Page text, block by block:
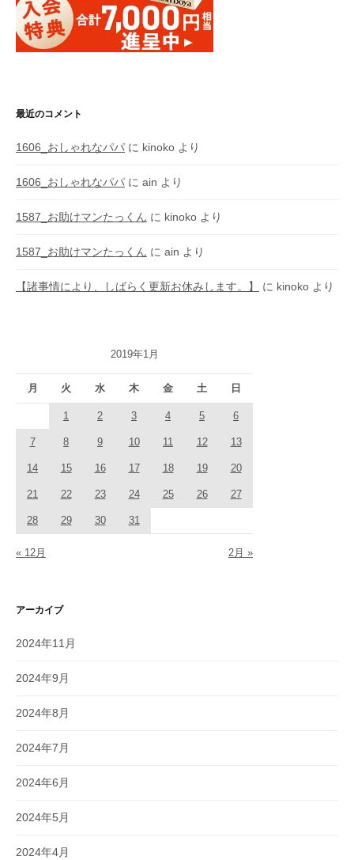
最近のコメント
1606_おしゃれなパパ に kinoko より
1606_おしゃれなパパ に ain より
1587_お助けマンたっくん に kinoko より
1587_お助けマンたっくん に ain より
【諸事情により、しばらく更新お休みします。】 に kinoko より
2019年1月
月 火 水 木 金 土 日
« 12月 2月 »
1 2 3 4 5 6
7 8 9 10 11 12 13
14 15 16 17 18 19 20
21 22 23 24 25 26 27
28 29 30 31
アーカイブ
2024年11月
2024年9月
2024年8月
2024年7月
2024年6月
2024年5月
2024年4月